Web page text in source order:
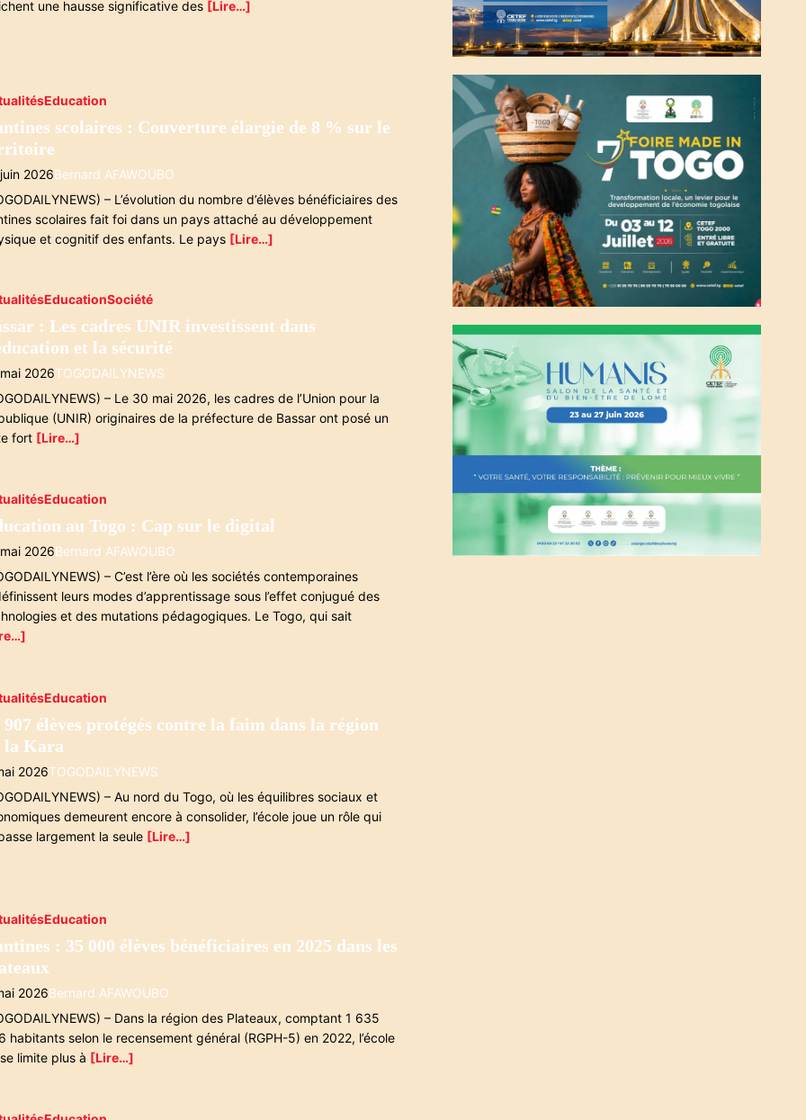
une hausse significative des [Lire…]
Education
scolaires : Couverture élargie de 8 % sur le
2026Bernard AFAWOUBO
– L’évolution du nombre d’élèves bénéficiaires des
scolaires fait foi dans un pays attaché au développement
et cognitif des enfants. Le pays [Lire…]
EducationSociété
: Les cadres UNIR investissent dans
et la sécurité
2026TOGODAILYNEWS
– Le 30 mai 2026, les cadres de l’Union pour la
(UNIR) originaires de la préfecture de Bassar ont posé un
fort [Lire…]
Education
au Togo : Cap sur le digital
2026Bernard AFAWOUBO
– C’est l’ère où les sociétés contemporaines
leurs modes d’apprentissage sous l’effet conjugué des
et des mutations pédagogiques. Le Togo, qui sait
Education
907 élèves protégés contre la faim dans la région
la Kara
2026TOGODAILYNEWS
– Au nord du Togo, où les équilibres sociaux et
demeurent encore à consolider, l’école joue un rôle qui
largement la seule [Lire…]
Education
: 35 000 élèves bénéficiaires en 2025 dans les
2026Bernard AFAWOUBO
– Dans la région des Plateaux, comptant 1 635
habitants selon le recensement général (RGPH-5) en 2022, l’école
limite plus à [Lire…]